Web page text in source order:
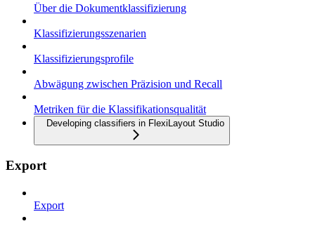
Über die Dokumentklassifizierung
Klassifizierungsszenarien
Klassifizierungsprofile
Abwägung zwischen Präzision und Recall
Metriken für die Klassifikationsqualität
Developing classifiers in FlexiLayout Studio
Export
Export